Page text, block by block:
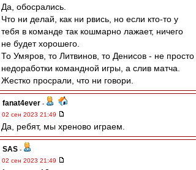
Да, обосрались.
Что ни делай, как ни рвись, но если кто-то у
тебя в команде так кошмарно лажает, ничего
не будет хорошего.
То Умяров, то Литвинов, то Денисов - не просто
недоработки командной игры, а слив матча.
Жестко просрали, что ни говори.
fanat4ever -
02 сен 2023 21:49
Да, ребят, мы хреново играем.
SAS -
02 сен 2023 21:49